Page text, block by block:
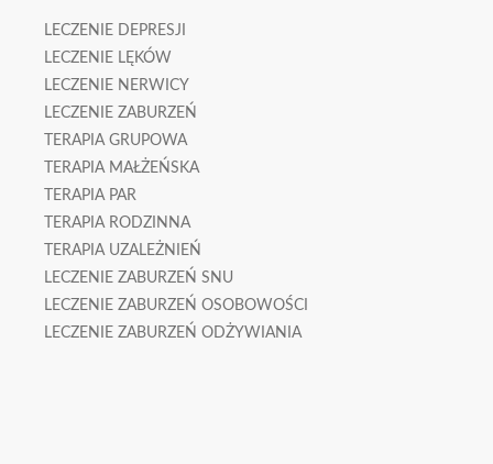
LECZENIE DEPRESJI
LECZENIE LĘKÓW
LECZENIE NERWICY
LECZENIE ZABURZEŃ
TERAPIA GRUPOWA
TERAPIA MAŁŻEŃSKA
TERAPIA PAR
TERAPIA RODZINNA
TERAPIA UZALEŻNIEŃ
LECZENIE ZABURZEŃ SNU
LECZENIE ZABURZEŃ OSOBOWOŚCI
LECZENIE ZABURZEŃ ODŻYWIANIA